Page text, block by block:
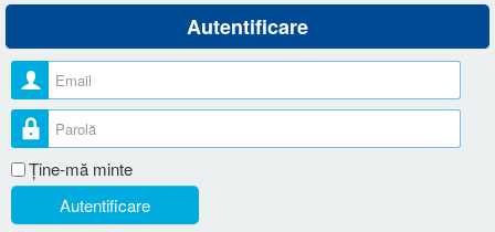
Autentificare
Nume utilizator
Parolă
Ţine-mă minte
Autentificare